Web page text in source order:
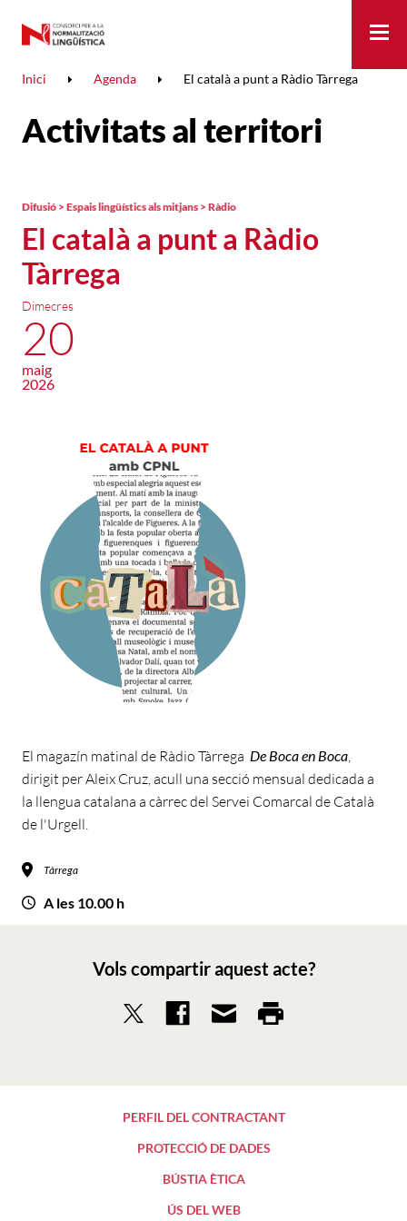
Inici Agenda El català a punt a Ràdio Tàrrega
Activitats al territori
El català a punt a Ràdio
Tàrrega
Difusió > Espais lingüístics als mitjans > Ràdio
Dimecres
20
maig
2026
El magazín matinal de Ràdio Tàrrega De Boca en Boca,
dirigit per Aleix Cruz, acull una secció mensual dedicada a
la llengua catalana a càrrec del Servei Comarcal de Català
de l'Urgell.
Tàrrega
A les 10.00 h
Vols compartir aquest acte?
PERFIL DEL CONTRACTANT
PROTECCIÓ DE DADES
BÚSTIA ÈTICA
ÚS DEL WEB